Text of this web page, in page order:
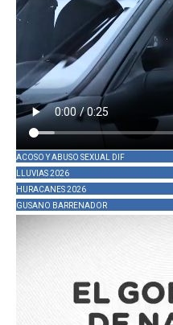
ACOSO Y ABUSO SEXUAL DIF
LLUVIAS 2026
HURACANES 2026
GUSANO BARRENADOR